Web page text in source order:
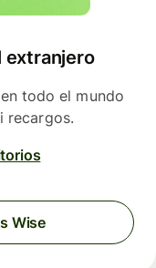
extranjero
todo el mundo
recargos.
Wise